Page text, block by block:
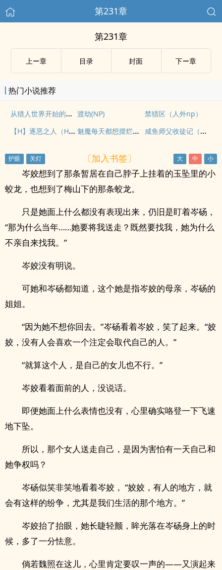
第231章
第231章
上ー章 目录 封面 下ー章
热门小说推荐
从猎人世界开始的猎人 渡劫(NP) 禁猎区（人外np）
【H】逐恶之人（HP食死徒乙女) 魅魔每天都想摆烂（nph） 咸鱼师父收徒记（仙侠，年下）
〔加入书签〕
岑姣想到了那条暂居在自己脖子上挂着的玉坠里的小
蛟龙，也想到了梅山下的那条蛟龙。
只是她面上什么都没有表现出来，仍旧是盯着岑砀，
“那为什么当年……她要将我送走？既然要找我，她为什么
不亲自来找我。”
岑姣没有明说。
可她和岑砀都知道，这个她是指岑姣的母亲，岑砀的
姐姐。
“因为她不想你回去。”岑砀看着岑姣，笑了起来。“姣
姣，没有人会喜欢一个注定会取代自己的人。”
“就算这个人，是自己的女儿也不行。”
岑姣看着面前的人，没说话。
即便她面上什么表情也没有，心里确实咯登一下飞速
地下坠。
所以，那个女人送走自己，是因为害怕有一天自己和
她争权吗？
岑砀似笑非笑地看着岑姣， “姣姣，有人的地方，就
会有这样的纷争，尤其是我们生活的那个地方。”
岑姣抬了抬眼，她长睫轻颤，眸光落在岑砀身上的时
候，多了一分怯意。
倘若魏照在这儿，心里肯定要叹一声的——又演起来